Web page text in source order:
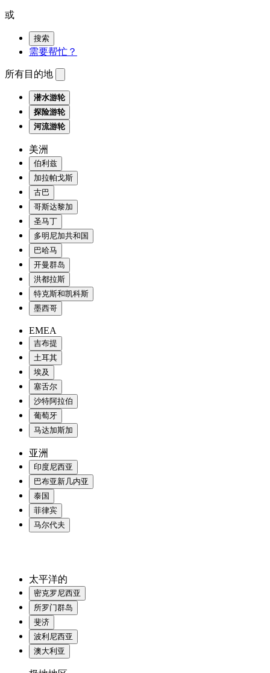
或
搜索
需要帮忙？
所有目的地
潜水游轮
探险游轮
河流游轮
美洲
伯利兹
加拉帕戈斯
古巴
哥斯达黎加
圣马丁
多明尼加共和国
巴哈马
开曼群岛
洪都拉斯
特克斯和凯科斯
墨西哥
EMEA
吉布提
土耳其
埃及
塞舌尔
沙特阿拉伯
葡萄牙
马达加斯加
亚洲
印度尼西亚
巴布亚新几内亚
泰国
菲律宾
马尔代夫
太平洋的
密克罗尼西亚
所罗门群岛
斐济
波利尼西亚
澳大利亚